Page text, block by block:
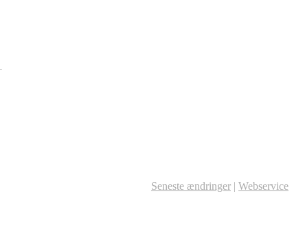
Seneste ændringer | Webservice